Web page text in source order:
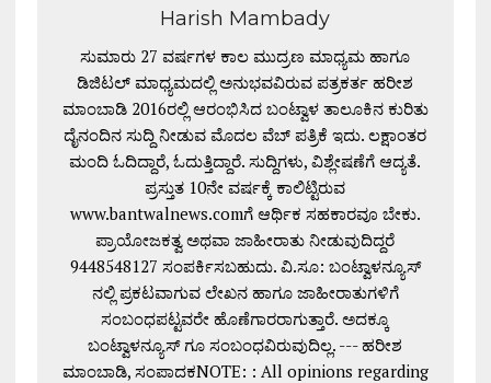
Harish Mambady
ಸುಮಾರು 27 ವರ್ಷಗಳ ಕಾಲ ಮುದ್ರಣ ಮಾಧ್ಯಮ ಹಾಗೂ
ಡಿಜಿಟಲ್ ಮಾಧ್ಯಮದಲ್ಲಿ ಅನುಭವವಿರುವ ಪತ್ರಕರ್ತ ಹರೀಶ
ಮಾಂಬಾಡಿ 2016ರಲ್ಲಿ ಆರಂಭಿಸಿದ ಬಂಟ್ವಾಳ ತಾಲೂಕಿನ ಕುರಿತು
ದೈನಂದಿನ ಸುದ್ದಿ ನೀಡುವ ಮೊದಲ ವೆಬ್ ಪತ್ರಿಕೆ ಇದು. ಲಕ್ಷಾಂತರ
ಮಂದಿ ಓದಿದ್ದಾರೆ, ಓದುತ್ತಿದ್ದಾರೆ. ಸುದ್ದಿಗಳು, ವಿಶ್ಲೇಷಣೆಗೆ ಆದ್ಯತೆ.
ಪ್ರಸ್ತುತ 10ನೇ ವರ್ಷಕ್ಕೆ ಕಾಲಿಟ್ಟಿರುವ
www.bantwalnews.comಗೆ ಆರ್ಥಿಕ ಸಹಕಾರವೂ ಬೇಕು.
ಪ್ರಾಯೋಜಕತ್ವ ಅಥವಾ ಜಾಹೀರಾತು ನೀಡುವುದಿದ್ದರೆ
9448548127 ಸಂಪರ್ಕಿಸಬಹುದು. ವಿ.ಸೂ: ಬಂಟ್ವಾಳನ್ಯೂಸ್
ನಲ್ಲಿ ಪ್ರಕಟವಾಗುವ ಲೇಖನ ಹಾಗೂ ಜಾಹೀರಾತುಗಳಿಗೆ
ಸಂಬಂಧಪಟ್ಟವರೇ ಹೊಣೆಗಾರರಾಗುತ್ತಾರೆ. ಅದಕ್ಕೂ
ಬಂಟ್ವಾಳನ್ಯೂಸ್ ಗೂ ಸಂಬಂಧವಿರುವುದಿಲ್ಲ. --- ಹರೀಶ
ಮಾಂಬಾಡಿ, ಸಂಪಾದಕNOTE: : All opinions regarding